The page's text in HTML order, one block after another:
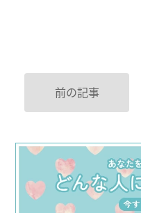
前の記事